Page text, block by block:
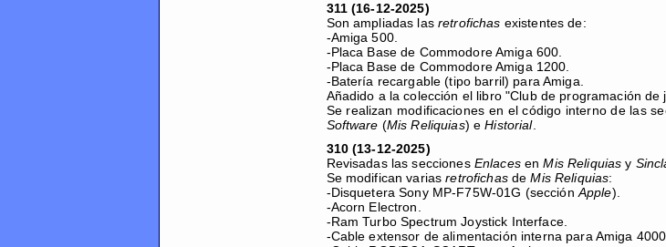
311 (16-12-2025)
Son ampliadas lasretrofichas existentes de:
-Amiga 500.
-Placa Base de Commodore Amiga 600.
-Placa Base de Commodore Amiga 1200.
-Batería recargable (tipo barril) para Amiga.
Añadido a la colección el libro "Club de programación de
Se realizan modificaciones en el código interno de las
Software (Mis Reliquias) eHistorial.
310 (13-12-2025)
Revisadas las secciones EnlacesenMis Reliquias y
Se modifican variasretrofichasdeMis Reliquias:
-Disquetera Sony MP-F75W-01G (sección Apple).
-Acorn Electron.
-Ram Turbo Spectrum Joystick Interface.
-Cable extensor de alimentación interna para Amiga